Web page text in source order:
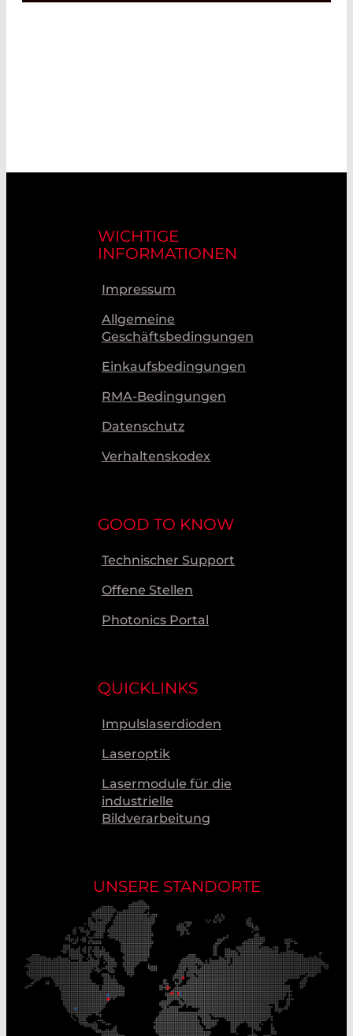
WICHTIGE
INFORMATIONEN
Impressum
Allgemeine
Geschäftsbedingungen
Einkaufsbedingungen
RMA-Bedingungen
Datenschutz
Verhaltenskodex
GOOD TO KNOW
Technischer Support
Offene Stellen
Photonics Portal
QUICKLINKS
Impulslaserdioden
Laseroptik
Lasermodule für die
industrielle
Bildverarbeitung
UNSERE STANDORTE